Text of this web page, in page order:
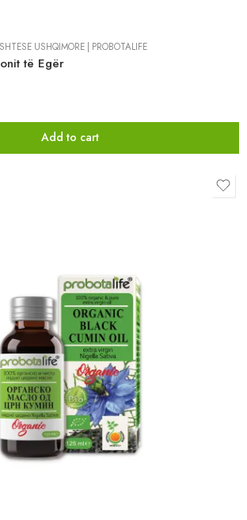
USHQIMORE PROBOTALIFE
të Egër
Add to cart